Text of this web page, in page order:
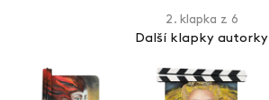
2. klapka z 6
Další klapky autorky